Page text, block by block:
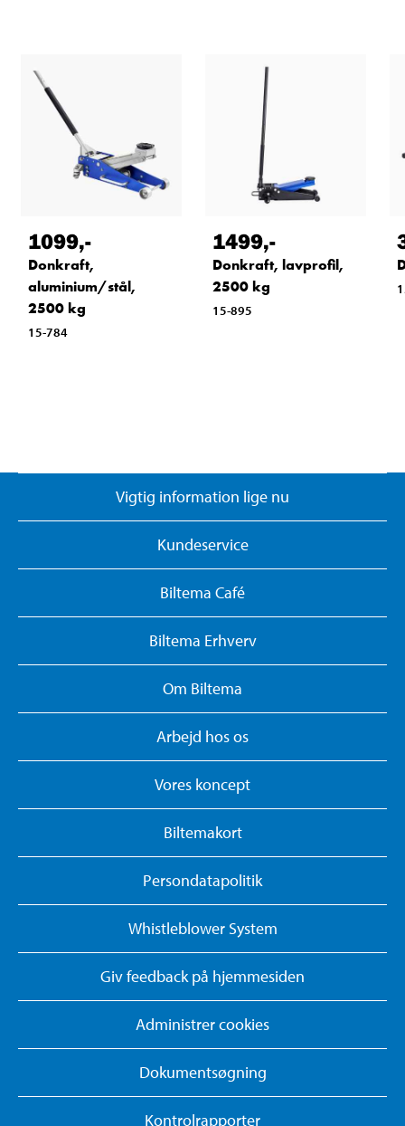
1099,-
Donkraft,
aluminium/stål,
2500 kg
15-784
1499,-
Donkraft, lavprofil,
2500 kg
15-895
Vigtig information lige nu
Kundeservice
Biltema Café
Biltema Erhverv
Om Biltema
Arbejd hos os
Vores koncept
Biltemakort
Persondatapolitik
Whistleblower System
Giv feedback på hjemmesiden
Administrer cookies
Dokumentsøgning
Kontrolrapporter